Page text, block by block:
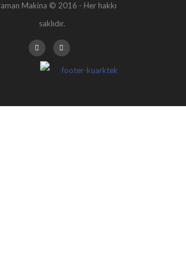
Makina © 2016 - Her hakkı
saklıdır.